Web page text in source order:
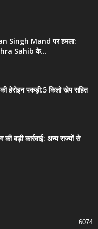
Singh Mand पर हमला:
Sahib के...
हेरोइन पकड़ी:5 किलो खेप सहित
बड़ी कार्रवाई: अन्य राज्यों से
6074